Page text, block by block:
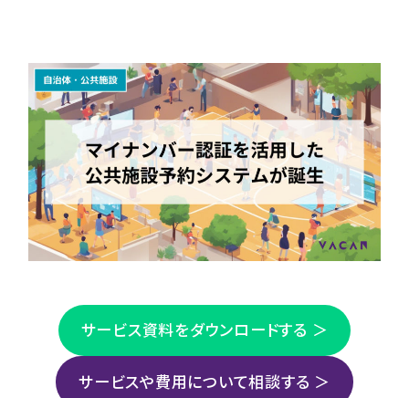
サービス資料をダウンロードする ＞
サービスや費用について相談する ＞